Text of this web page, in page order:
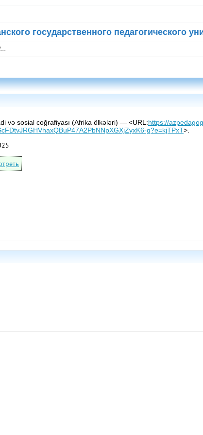
государственного педагогического
və sosial coğrafiyası (Afrika ölkələri) — <URL:https://
g?e=kjTPxT>.